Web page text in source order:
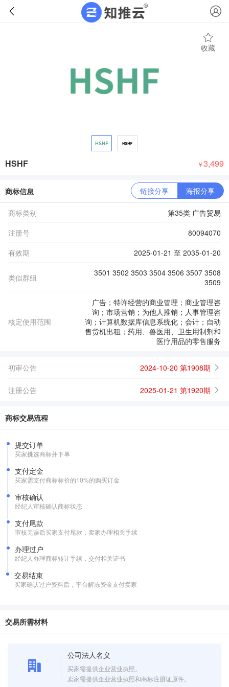
收藏
HSHF ￥3,499
商标信息 链接分享 海报分享
商标类别
第35类 广告贸易
注册号
80094070
有效期
2025-01-21 至 2035-01-20
类似群组
3501 3502 3503 3504 3506 3507 3508
3509
核定使用范围
广告；特许经营的商业管理；商业管理咨
询；市场营销；为他人推销；人事管理咨
询；计算机数据库信息系统化；会计；自动
售货机出租；药用、兽医用、卫生用制剂和
医疗用品的零售服务
初审公告 2024-10-20 第1908期
注册公告 2025-01-21 第1920期
商标交易流程
提交订单
买家挑选商标并下单
支付定金
买家需支付商标标价的10%的购买订金
审核确认
经纪人审核确认商标状态
支付尾款
审核无误后买家支付尾款，卖家办理相关手续
办理过户
经纪人办理商标转让手续，交付相关证书
交易结束
买家确认过户资料后，平台解冻资金支付卖家
交易所需材料
公司法人名义
买家需提供企业营业执照。
卖家需提供企业营业执照和商标注册证原件。